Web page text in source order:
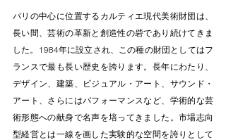
パリの中心に位置するカルティエ現代美術財団は、
長い間、芸術の革新と創造性の砦であり続けてきま
した。1984年に設立され、この種の財団としてはフ
ランスで最も長い歴史を誇ります。長年にわたり、
デザイン、建築、ビジュアル・アート、サウンド・
アート、さらにはパフォーマンスなど、学術的な芸
術形態への献身で名声を培ってきました。市場志向
型経営とは一線を画した実験的な空間を誇りとして